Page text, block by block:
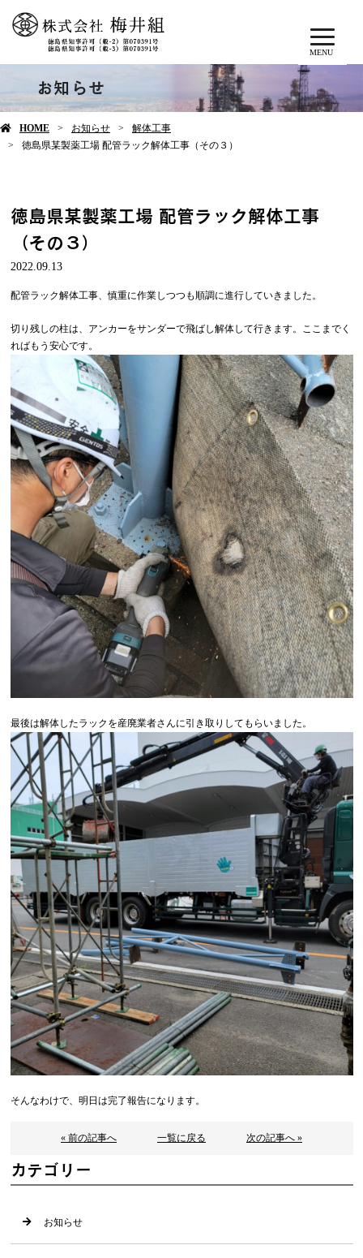
MENU
お知らせ
HOME お知らせ
解体工事
徳島県某製薬工場 配管ラック解体工事（その３）
徳島県某製薬工場 配管ラック解体工事
（その３）
2022.09.13
配管ラック解体工事、慎重に作業しつつも順調に進行していきました。
切り残しの柱は、アンカーをサンダーで飛ばし解体して行きます。ここまでく
ればもう安心です。
最後は解体したラックを産廃業者さんに引き取りしてもらいました。
そんなわけで、明日は完了報告になります。
« 前の記事へ 一覧に戻る 次の記事へ »
カテゴリー
お知らせ